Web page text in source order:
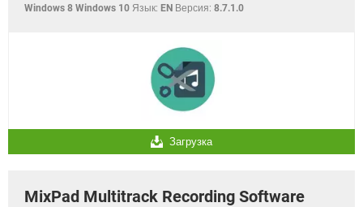
Windows 8 Windows 10 Язык: EN Версия: 8.7.1.0
Загрузка
MixPad Multitrack Recording Software